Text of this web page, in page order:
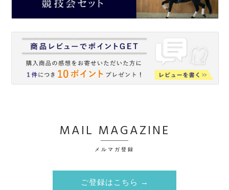
MAIL MAGAZINE
メルマガ登録
ご登録はこちら →